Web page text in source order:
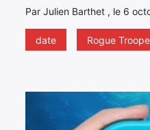
Par Julien Barthet , le 6
date Rogue